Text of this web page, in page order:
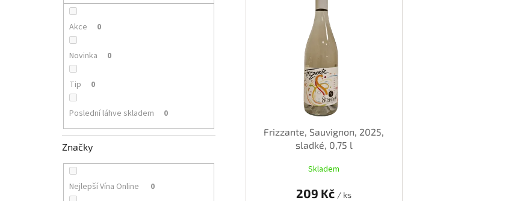
Akce 0
Novinka 0
Tip 0
Poslední láhve skladem 0
Značky
Nejlepší Vína Online 0
Frizzante, Sauvignon, 2025,
sladké, 0,75 l
Skladem
209 Kč / ks